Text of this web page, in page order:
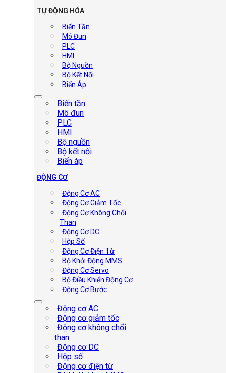
TỰ ĐỘNG HÓA
Biến Tần
Mô Đun
PLC
HMI
Bộ Nguồn
Bộ Kết Nối
Biến Áp
Biến tần
Mô đun
PLC
HMI
Bộ nguồn
Bộ kết nối
Biến áp
ĐỘNG CƠ
Động Cơ AC
Động Cơ Giảm Tốc
Động Cơ Không Chổi
Than
Động Cơ DC
Hộp Số
Động Cơ Điện Từ
Bộ Khởi Động MMS
Động Cơ Servo
Bộ Điều Khiển Động Cơ
Động Cơ Bước
Động cơ AC
Động cơ giảm tốc
Động cơ không chổi
than
Động cơ DC
Hộp số
Động cơ điện từ